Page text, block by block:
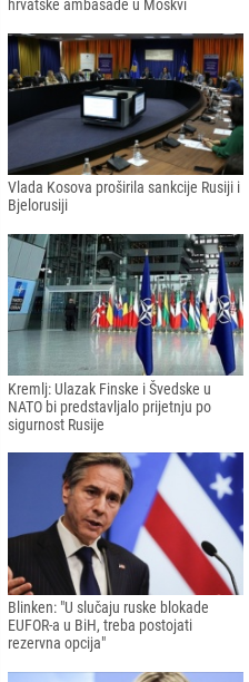
Gazprom obustavio isporuku ruskog
gasa Holandiji
Rusija protjeruje pet diplomata
hrvatske ambasade u Moskvi
Bjelorusiji
Kremlj: Ulazak Finske i Švedske u